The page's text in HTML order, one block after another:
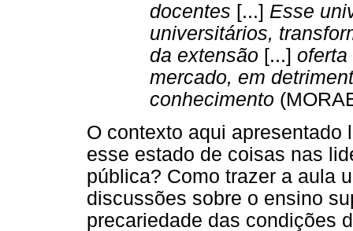
docentes [...] Esse
universitários,
da extensão [...] oferta
mercado, em
conhecimento
O contexto aqui apresentado
esse estado de coisas nas
pública? Como trazer a aula
discussões sobre o ensino
precariedade das condições